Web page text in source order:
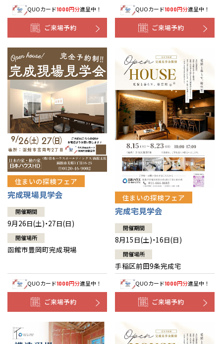
QUOカード1000円分進呈中！
ご来場予約
QUOカード1000円分進呈中！
ご来場予約
住まいの探検フェア
完成現場見学会
開催期間
9月26日(土)・27日(日)
開催場所
函館市豊岡町完成現場
QUOカード1000円分進呈中！
ご来場予約
住まいの探検フェア
完成宅見学会
開催期間
8月15日(土)・16日(日)
開催場所
手稲区前田9条完成宅
QUOカード1000円分進呈中！
ご来場予約